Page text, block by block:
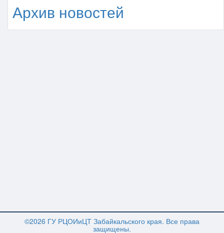
Архив новостей
©2026 ГУ РЦОИиЦТ Забайкальского края. Все права
защищены.